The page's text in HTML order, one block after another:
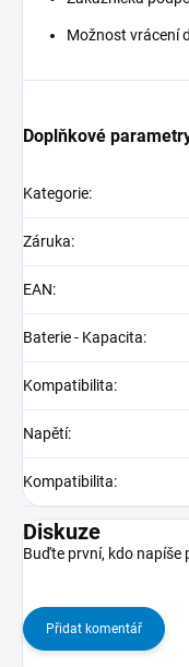
Možnost vrácení
Doplňkové
Kategorie:
Záruka:
EAN:
Baterie - Kapacita:
Kompatibilita:
Napětí:
Kompatibilita:
Diskuze
Buďte první, kdo napíše
Přidat komentář